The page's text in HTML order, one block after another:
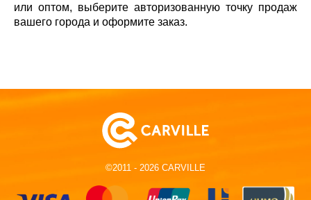
или оптом, выберите авторизованную точку продаж
вашего города и оформите заказ.
©2011 - 2026 CARVILLE